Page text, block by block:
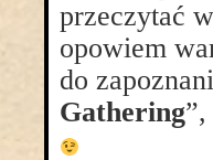
przeczytać
opowiem
do
Gathering